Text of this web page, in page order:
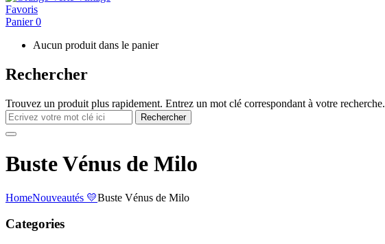
Favoris
Panier0
Aucun produit dans le panier
Rechercher
Trouvez un produit plus rapidement. Entrez un mot clé correspondant à votre recherche.
Rechercher
Buste Vénus de Milo
HomeNouveautés 💛Buste Vénus de Milo
Categories